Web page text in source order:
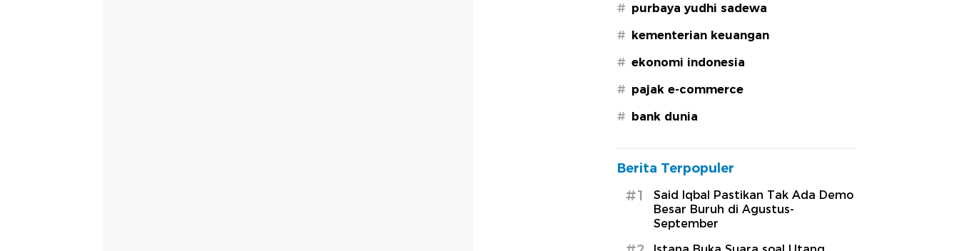
# purbaya yudhi sadewa
# kementerian keuangan
# ekonomi indonesia
# pajak e-commerce
# bank dunia
Berita Terpopuler
#1
Said Iqbal Pastikan Tak Ada Demo
Besar Buruh di Agustus-
September